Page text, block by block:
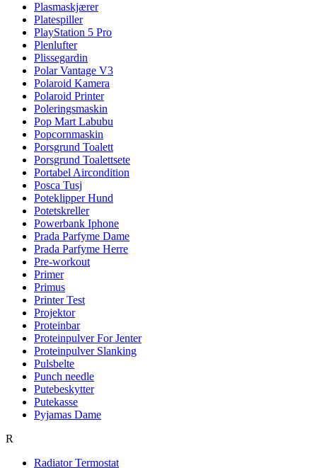
Plasmaskjærer
Platespiller
PlayStation 5 Pro
Plenlufter
Plissegardin
Polar Vantage V3
Polaroid Kamera
Polaroid Printer
Poleringsmaskin
Pop Mart Labubu
Popcornmaskin
Porsgrund Toalett
Porsgrund Toalettsete
Portabel Aircondition
Posca Tusj
Poteklipper Hund
Potetskreller
Powerbank Iphone
Prada Parfyme Dame
Prada Parfyme Herre
Pre-workout
Primer
Primus
Printer Test
Projektor
Proteinbar
Proteinpulver For Jenter
Proteinpulver Slanking
Pulsbelte
Punch needle
Putebeskytter
Putekasse
Pyjamas Dame
R
Radiator Termostat